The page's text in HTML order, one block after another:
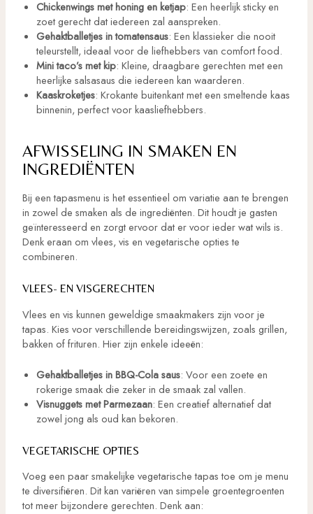
Chickenwings met honing en ketjap: Een heerlijk sticky en
zoet gerecht dat iedereen zal aanspreken.
Gehaktballetjes in tomatensaus: Een klassieker die nooit
teleurstellt, ideaal voor de liefhebbers van comfort food.
Mini taco’s met kip: Kleine, draagbare gerechten met een
heerlijke salsasaus die iedereen kan waarderen.
Kaaskroketjes: Krokante buitenkant met een smeltende kaas
binnenin, perfect voor kaasliefhebbers.
AFWISSELING IN SMAKEN EN
INGREDIËNTEN
Bij een tapasmenu is het essentieel om variatie aan te brengen
in zowel de smaken als de ingrediënten. Dit houdt je gasten
geïnteresseerd en zorgt ervoor dat er voor ieder wat wils is.
Denk eraan om vlees, vis en vegetarische opties te
combineren.
VLEES- EN VISGERECHTEN
Vlees en vis kunnen geweldige smaakmakers zijn voor je
tapas. Kies voor verschillende bereidingswijzen, zoals grillen,
bakken of frituren. Hier zijn enkele ideeën:
Gehaktballetjes in BBQ-Cola saus: Voor een zoete en
rokerige smaak die zeker in de smaak zal vallen.
Visnuggets met Parmezaan: Een creatief alternatief dat
zowel jong als oud kan bekoren.
VEGETARISCHE OPTIES
Voeg een paar smakelijke vegetarische tapas toe om je menu
te diversifiëren. Dit kan variëren van simpele groentegroenten
tot meer bijzondere gerechten. Denk aan: